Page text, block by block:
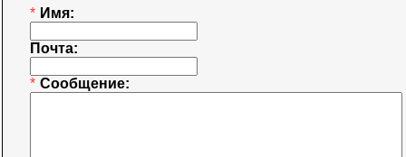
* Имя:
Почта:
* Сообщение: